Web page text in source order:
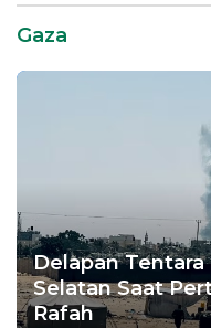
Gaza
Delapan Tentara
Selatan Saat
Rafah